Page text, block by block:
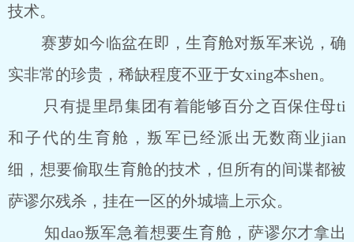
技术。
赛萝如今临盆在即，生育舱对叛军来说，确
实非常的珍贵，稀缺程度不亚于女xing本shen。
只有提里昂集团有着能够百分之百保住母ti
和子代的生育舱，叛军已经派出无数商业jian
细，想要偷取生育舱的技术，但所有的间谍都被
萨谬尔残杀，挂在一区的外城墙上示众。
知dao叛军急着想要生育舱，萨谬尔才拿出